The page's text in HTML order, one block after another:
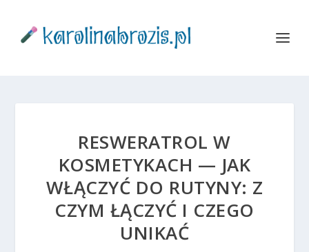
RESWERATROL W
KOSMETYKACH — JAK
WŁĄCZYĆ DO RUTYNY: Z
CZYM ŁĄCZYĆ I CZEGO
UNIKAĆ